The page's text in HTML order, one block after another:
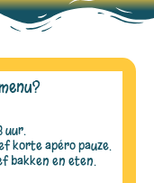
uur.
korte apéro pauze.
bakken en eten.